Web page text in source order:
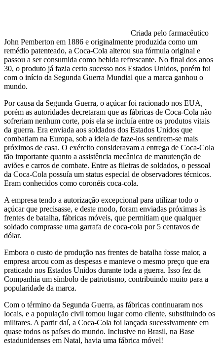
Criada pelo farmacêutico
John Pemberton em 1886 e originalmente produzida como um
remédio patenteado, a Coca-Cola alterou sua fórmula original e
passou a ser consumida como bebida refrescante. No final dos anos
30, o produto já fazia certo sucesso nos Estados Unidos, porém foi
com o início da Segunda Guerra Mundial que a marca ganhou o
mundo.
Por causa da Segunda Guerra, o açúcar foi racionado nos EUA,
porém as autoridades decretaram que as fábricas de Coca-Cola não
sofreriam nenhum corte, pois ela se incluía entre os produtos vitais
da guerra. Era enviada aos soldados dos Estados Unidos que
combatiam na Europa, sob a ideia de faze-los sentirem-se mais
próximos de casa. O exército consideravam a entrega de Coca-Cola
tão importante quanto a assistência mecânica de manutenção de
aviões e carros de combate. Entre as fileiras de soldados, o pessoal
da Coca-Cola possuía um status especial de observadores técnicos.
Eram conhecidos como coronéis coca-cola.
A empresa tendo a autorização excepcional para utilizar todo o
açúcar que precisasse, e deste modo, foram enviadas próximas às
frentes de batalha, fábricas móveis, que permitiam que qualquer
soldado comprasse uma garrafa de coca-cola por 5 centavos de
dólar.
Embora o custo de produção nas frentes de batalha fosse maior, a
empresa arcou com as despesas e manteve o mesmo preço que era
praticado nos Estados Unidos durante toda a guerra. Isso fez da
Companhia um símbolo de patriotismo, contribuindo muito para a
popularidade da marca.
Com o término da Segunda Guerra, as fábricas continuaram nos
locais, e a população civil tomou lugar como cliente, substituindo os
militares. A partir daí, a Coca-Cola foi lançada sucessivamente em
quase todos os países do mundo. Inclusive no Brasil, na Base
estadunidenses em Natal, havia uma fábrica móvel!